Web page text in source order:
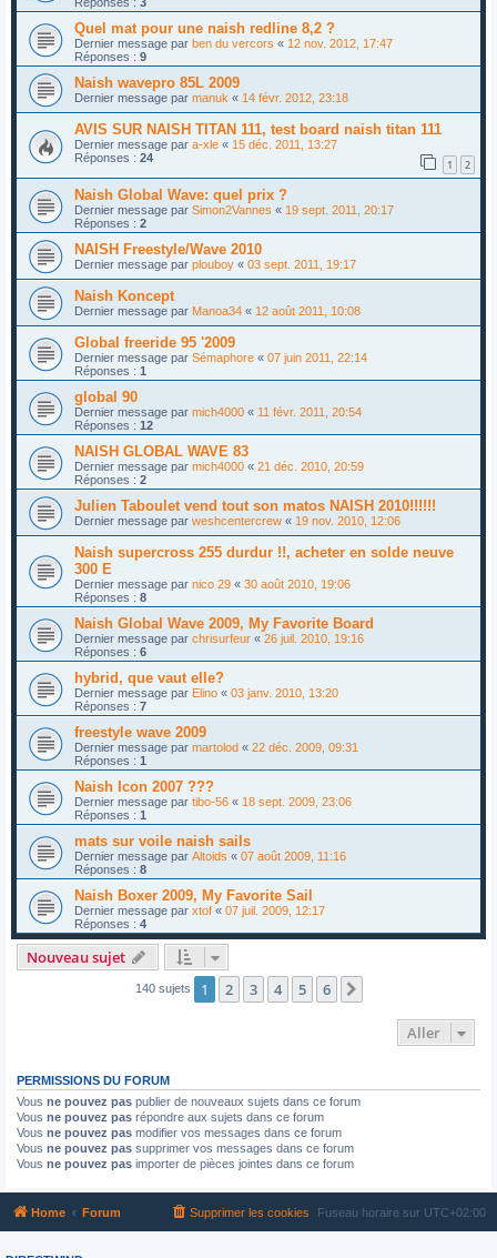
Quel mat pour une naish redline 8,2 ?
Dernier message par ben du vercors « 12 nov. 2012, 17:47
Réponses : 9
Naish wavepro 85L 2009
Dernier message par manuk « 14 févr. 2012, 23:18
AVIS SUR NAISH TITAN 111, test board naish titan 111
Dernier message par a-xle « 15 déc. 2011, 13:27
Réponses : 24 1 2
Naish Global Wave: quel prix ?
Dernier message par Simon2Vannes « 19 sept. 2011, 20:17
Réponses : 2
NAISH Freestyle/Wave 2010
Dernier message par plouboy « 03 sept. 2011, 19:17
Naish Koncept
Dernier message par Manoa34 « 12 août 2011, 10:08
Global freeride 95 '2009
Dernier message par Sémaphore « 07 juin 2011, 22:14
Réponses : 1
global 90
Dernier message par mich4000 « 11 févr. 2011, 20:54
Réponses : 12
NAISH GLOBAL WAVE 83
Dernier message par mich4000 « 21 déc. 2010, 20:59
Réponses : 2
Julien Taboulet vend tout son matos NAISH 2010!!!!!!
Dernier message par weshcentercrew « 19 nov. 2010, 12:06
Naish supercross 255 durdur !!, acheter en solde neuve
300 E
Dernier message par nico 29 « 30 août 2010, 19:06
Réponses : 8
Naish Global Wave 2009, My Favorite Board
Dernier message par chrisurfeur « 26 juil. 2010, 19:16
Réponses : 6
hybrid, que vaut elle?
Dernier message par Elino « 03 janv. 2010, 13:20
Réponses : 7
freestyle wave 2009
Dernier message par martolod « 22 déc. 2009, 09:31
Réponses : 1
Naish Icon 2007 ???
Dernier message par tibo-56 « 18 sept. 2009, 23:06
Réponses : 1
mats sur voile naish sails
Dernier message par Altoids « 07 août 2009, 11:16
Réponses : 8
Naish Boxer 2009, My Favorite Sail
Dernier message par xtof « 07 juil. 2009, 12:17
Réponses : 4
Nouveau sujet
140 sujets 1 2 3 4 5 6
Aller
PERMISSIONS DU FORUM
Vous ne pouvez pas publier de nouveaux sujets dans ce forum
Vous ne pouvez pas répondre aux sujets dans ce forum
Vous ne pouvez pas modifier vos messages dans ce forum
Vous ne pouvez pas supprimer vos messages dans ce forum
Vous ne pouvez pas importer de pièces jointes dans ce forum
Home Forum Fuseau horaire sur UTC+02:00
Supprimer les cookies